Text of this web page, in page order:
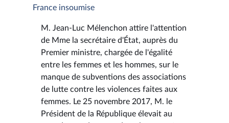
France insoumise
M. Jean-Luc Mélenchon attire l'attention
de Mme la secrétaire d'État, auprès du
Premier ministre, chargée de l'égalité
entre les femmes et les hommes, sur le
manque de subventions des associations
de lutte contre les violences faites aux
femmes. Le 25 novembre 2017, M. le
Président de la République élevait au